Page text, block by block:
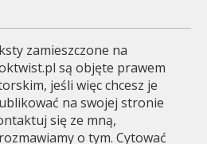
zamieszczone na
są objęte prawem
jeśli więc chcesz je
na swojej stronie
się ze mną,
o tym. Cytować